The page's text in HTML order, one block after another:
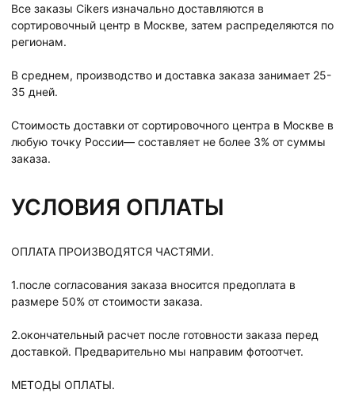
Все заказы Cikers изначально доставляются в
сортировочный центр в Москве, затем распределяются по
регионам.
В среднем, производство и доставка заказа занимает 25-
35 дней.
Стоимость доставки от сортировочного центра в Москве в
любую точку России— составляет не более 3% от суммы
заказа.
УСЛОВИЯ ОПЛАТЫ
ОПЛАТА ПРОИЗВОДЯТСЯ ЧАСТЯМИ.
1.после согласования заказа вносится предоплата в
размере 50% от стоимости заказа.
2.окончательный расчет после готовности заказа перед
доставкой. Предварительно мы направим фотоотчет.
МЕТОДЫ ОПЛАТЫ.